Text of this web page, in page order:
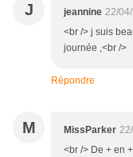
J jeannine 22/
<br /> j suis
journée ,<br />
Répondre
M MissParker
<br /> De + en